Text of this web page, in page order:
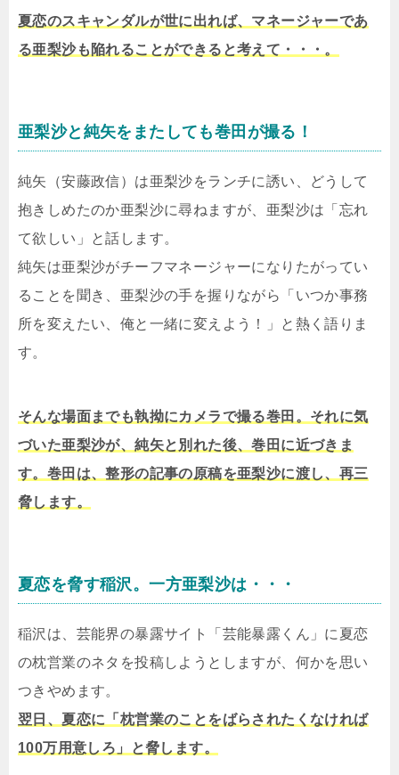
夏恋のスキャンダルが世に出れば、マネージャーであ
る亜梨沙も陥れることができると考えて・・・。
亜梨沙と純矢をまたしても巻田が撮る！
純矢（安藤政信）は亜梨沙をランチに誘い、どうして
抱きしめたのか亜梨沙に尋ねますが、亜梨沙は「忘れ
て欲しい」と話します。
純矢は亜梨沙がチーフマネージャーになりたがってい
ることを聞き、亜梨沙の手を握りながら「いつか事務
所を変えたい、俺と一緒に変えよう！」と熱く語りま
す。
そんな場面までも執拗にカメラで撮る巻田。それに気
づいた亜梨沙が、純矢と別れた後、巻田に近づきま
す。巻田は、整形の記事の原稿を亜梨沙に渡し、再三
脅します。
夏恋を脅す稲沢。一方亜梨沙は・・・
稲沢は、芸能界の暴露サイト「芸能暴露くん」に夏恋
の枕営業のネタを投稿しようとしますが、何かを思い
つきやめます。
翌日、夏恋に「枕営業のことをばらされたくなければ
100万用意しろ」と脅します。